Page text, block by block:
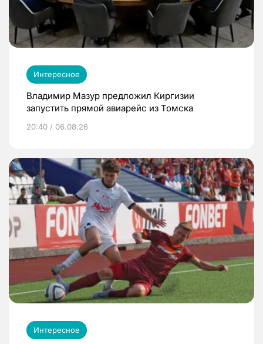
Интересное
Владимир Мазур предложил Киргизии
запустить прямой авиарейс из Томска
20:40 / 06.08.26
Интересное